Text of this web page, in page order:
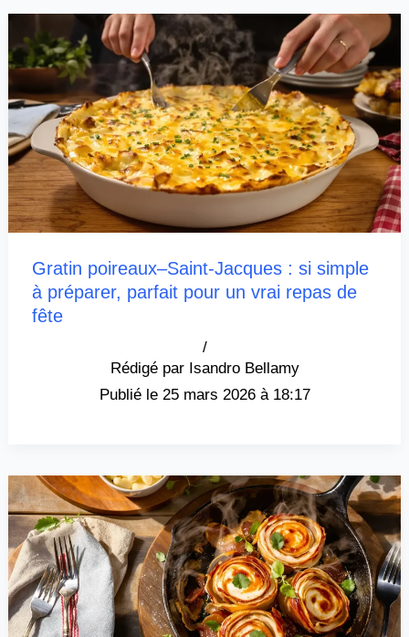
Gratin poireaux–Saint-Jacques : si simple
à préparer, parfait pour un vrai repas de
fête
Isandro Bellamy
/
25 mars 2026 à 18:17